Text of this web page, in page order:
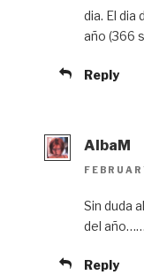
dia. El dia
año (366
Reply
AlbaM
Sin duda
del
Reply